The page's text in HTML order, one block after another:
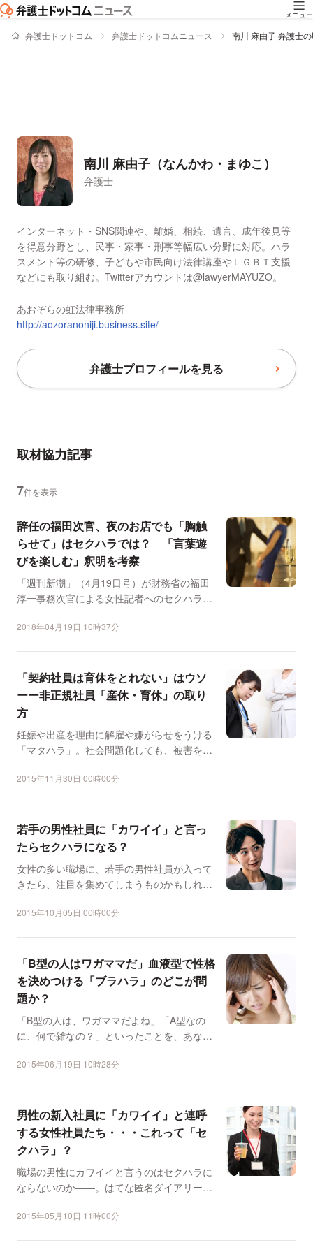
メニュー
弁護士ドットコム 弁護士ドットコムニュース 南川 麻由子 弁護士
南川 麻由子（なんかわ・まゆこ）
弁護士
インターネット・SNS関連や、離婚、相続、遺言、成年後見等
を得意分野とし、民事・家事・刑事等幅広い分野に対応。ハラ
スメント等の研修、子どもや市民向け法律講座やＬＧＢＴ支援
などにも取り組む。Twitterアカウントは@lawyerMAYUZO。
あおぞらの虹法律事務所
http://aozoranoniji.business.site/
弁護士プロフィールを見る
取材協力記事
7件を表示
辞任の福田次官、夜のお店でも「胸触
らせて」はセクハラでは？ 「言葉遊
びを楽しむ」釈明を考察
「週刊新潮」（4月19日号）が財務省の福田
淳一事務次官による女性記者へのセクハラが
2018年04月19日 10時37分
「契約社員は育休をとれない」はウソ
ーー非正規社員「産休・育休」の取り
方
妊娠や出産を理由に解雇や嫌がらせをうける
「マタハラ」。社会問題化しても、被害を訴
2015年11月30日 00時00分
若手の男性社員に「カワイイ」と言っ
たらセクハラになる？
女性の多い職場に、若手の男性社員が入って
きたら、注目を集めてしまうものかもしれま
2015年10月05日 00時00分
「B型の人はワガママだ」血液型で性格
を決めつける「ブラハラ」のどこが問
題か？
「B型の人は、ワガママだよね」「A型なの
に、何で雑なの？」といったことを、あなた
2015年06月19日 10時28分
男性の新入社員に「カワイイ」と連呼
する女性社員たち・・・これって「セ
クハラ」？
職場の男性にカワイイと言うのはセクハラに
ならないのか――。はてな匿名ダイアリーに
2015年05月10日 11時00分